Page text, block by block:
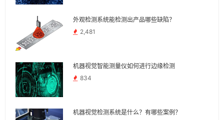
外观检测系统能检测出产品哪些缺陷？
2,481
机器视觉智能测量仪如何进行边缘检测
834
机器视觉检测系统是什么？有哪些案例？